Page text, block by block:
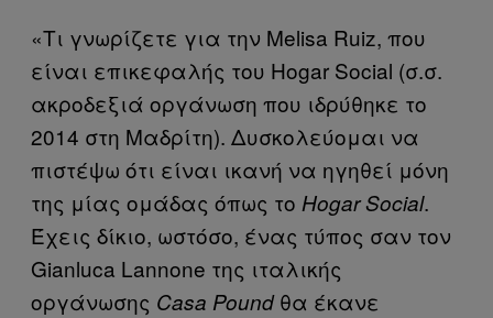
«Τι γνωρίζετε για την Melisa Ruiz, που
είναι επικεφαλής του Hogar Social (σ.σ.
ακροδεξιά οργάνωση που ιδρύθηκε το
2014 στη Μαδρίτη). Δυσκολεύομαι να
πιστέψω ότι είναι ικανή να ηγηθεί μόνη
της μίας ομάδας όπως το Hogar Social.
Έχεις δίκιο, ωστόσο, ένας τύπος σαν τον
Gianluca Lannone της ιταλικής
οργάνωσης Casa Poundθα έκανε